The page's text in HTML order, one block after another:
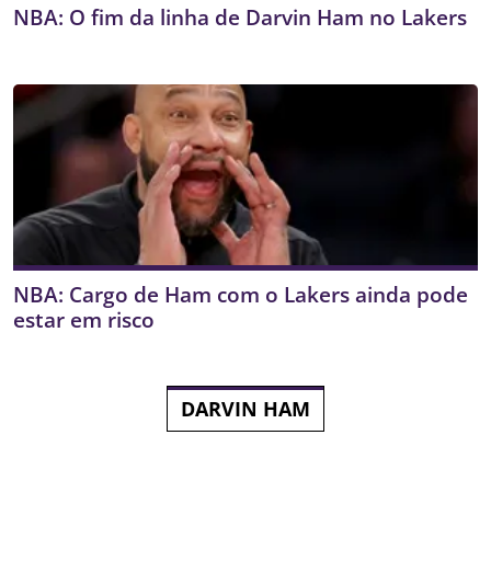
NBA: O fim da linha de Darvin Ham no Lakers
NBA: Cargo de Ham com o Lakers ainda pode
estar em risco
DARVIN HAM